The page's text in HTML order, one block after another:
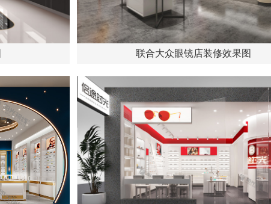
联合大众眼镜店装修效果图